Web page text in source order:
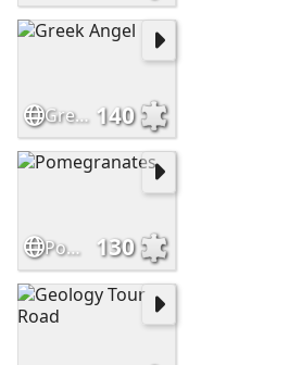
Greek Angel 140
Pomegranates 130